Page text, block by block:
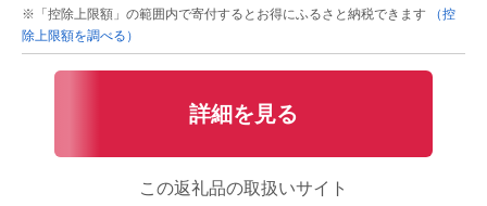
※「控除上限額」の範囲内で寄付するとお得にふるさと納税できます
（控
除上限額を調べる）
詳細を見る
この返礼品の取扱いサイト